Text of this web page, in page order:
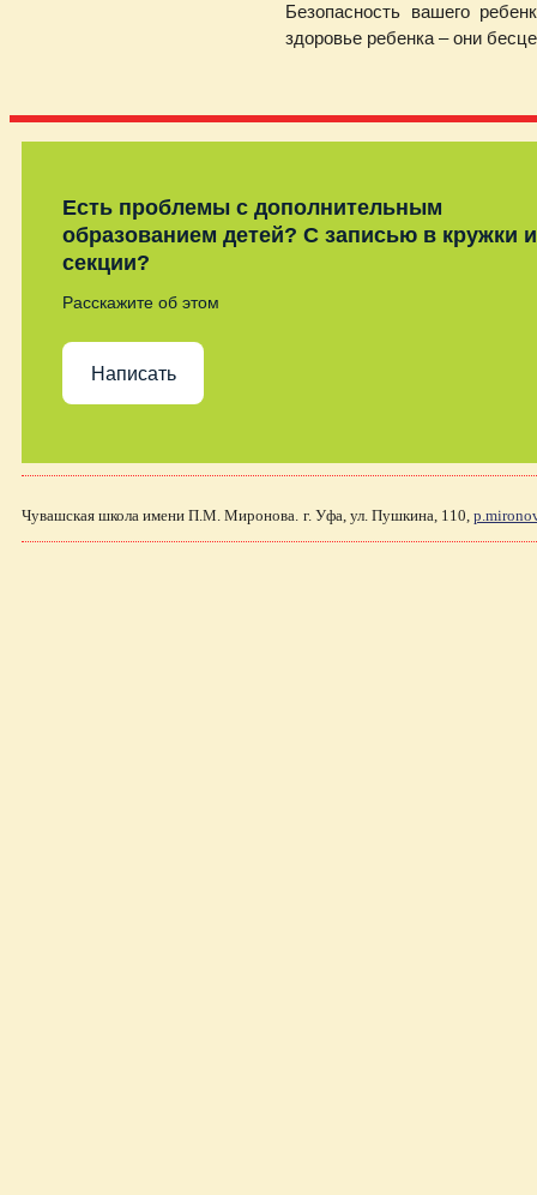
Безопасность вашего
здоровье ребенка – они
Есть проблемы с дополнительным
образованием детей? С записью в кружки и
секции?
Расскажите об этом
Написать
Чувашская школа имени П.М. Миронова. г. Уфа, ул. Пушкина, 110,